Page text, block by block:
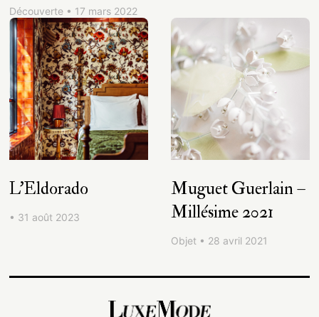
Découverte • 17 mars 2022
L’Eldorado
• 31 août 2023
Muguet Guerlain –
Millésime 2021
Objet • 28 avril 2021